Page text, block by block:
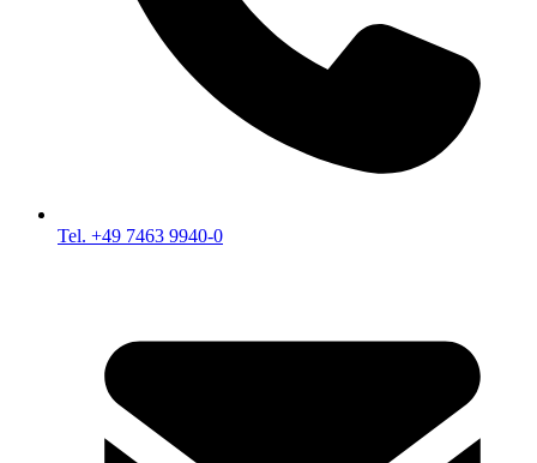
Tel. +49 7463 9940-0